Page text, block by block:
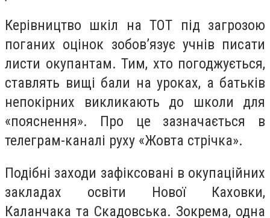
Керівництво шкіл на ТОТ під загрозою
поганих оцінок зобов’язує учнів писати
листи окупантам. Тим, хто погоджується,
ставлять вищі бали на уроках, а батьків
непокірних викликають до школи для
«пояснення». Про це зазначається в
телеграм-каналі руху «Жовта стрічка».
Подібні заходи зафіксовані в окупаційних
закладах освіти Нової Каховки,
Каланчака та Скадовська. Зокрема, одна